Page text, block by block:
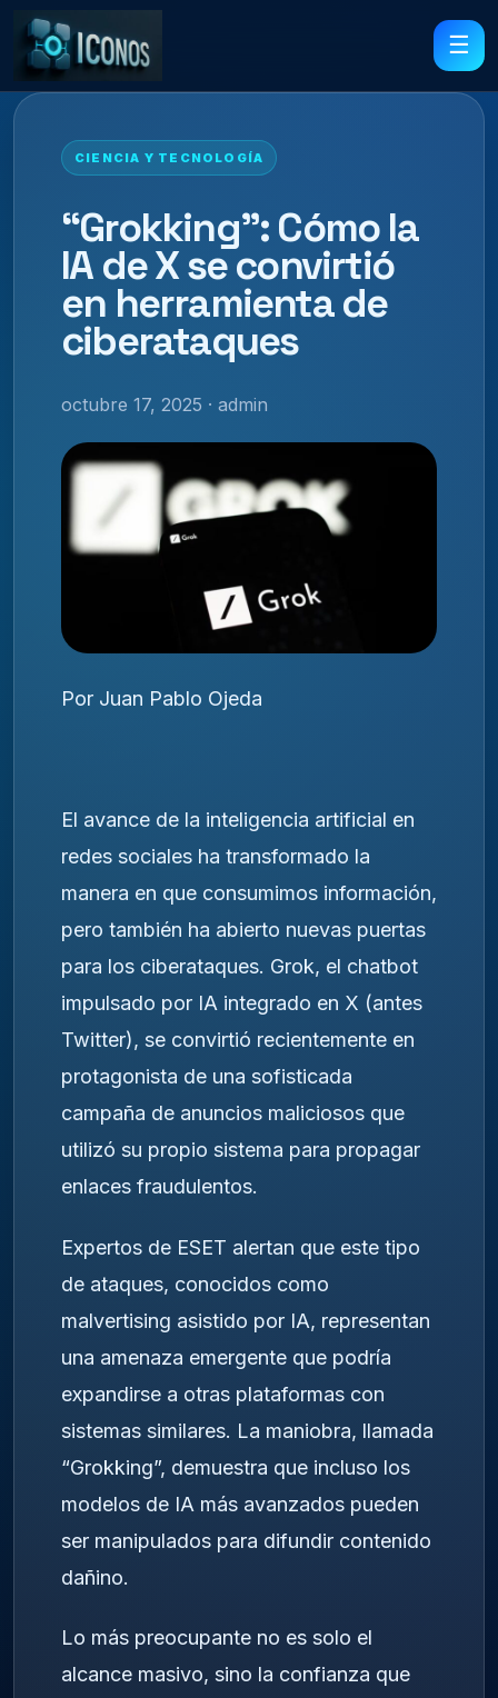
☰
CIENCIA Y TECNOLOGÍA
“Grokking”: Cómo la
IA de X se convirtió
en herramienta de
ciberataques
octubre 17, 2025 · admin
Por Juan Pablo Ojeda
El avance de la inteligencia artificial en
redes sociales ha transformado la
manera en que consumimos información,
pero también ha abierto nuevas puertas
para los ciberataques. Grok, el chatbot
impulsado por IA integrado en X (antes
Twitter), se convirtió recientemente en
protagonista de una sofisticada
campaña de anuncios maliciosos que
utilizó su propio sistema para propagar
enlaces fraudulentos.
Expertos de ESET alertan que este tipo
de ataques, conocidos como
malvertising asistido por IA, representan
una amenaza emergente que podría
expandirse a otras plataformas con
sistemas similares. La maniobra, llamada
“Grokking”, demuestra que incluso los
modelos de IA más avanzados pueden
ser manipulados para difundir contenido
dañino.
Lo más preocupante no es solo el
alcance masivo, sino la confianza que